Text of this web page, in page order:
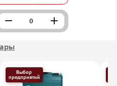
Выбор
предприятий